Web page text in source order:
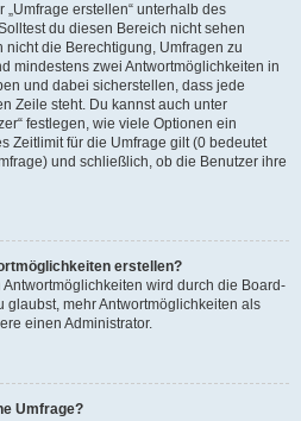
erstellen“ unterhalb des
du diesen Bereich nicht sehen
die Berechtigung, Umfragen zu
mindestens zwei Antwortmöglichkeiten in
und dabei sicherstellen, dass jede
Zeile steht. Du kannst auch unter
festlegen, wie viele Optionen ein
Zeitlimit für die Umfrage gilt (0 bedeutet
und schließlich, ob die Benutzer ihre
erstellen?
wird durch die Board-
glaubst, mehr Antwortmöglichkeiten als
einen Administrator.
Umfrage?